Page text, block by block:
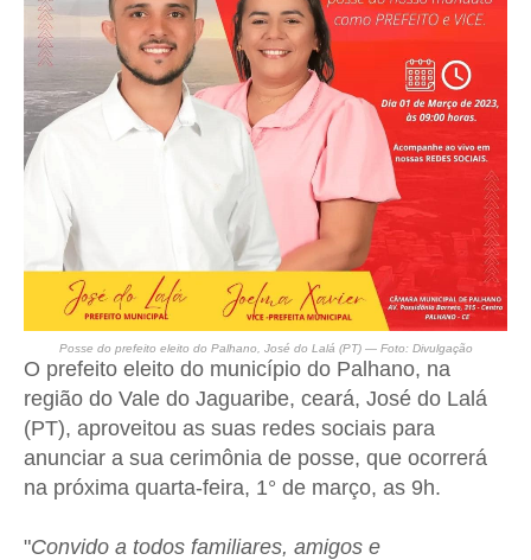
Posse do prefeito eleito do Palhano, José do Lalá (PT) — Foto: Divulgação
O prefeito eleito do município do Palhano, na
região do Vale do Jaguaribe, ceará, José do Lalá
(PT), aproveitou as suas redes sociais para
anunciar a sua cerimônia de posse, que ocorrerá
na próxima quarta-feira, 1° de março, as 9h.
"Convido a todos familiares, amigos e